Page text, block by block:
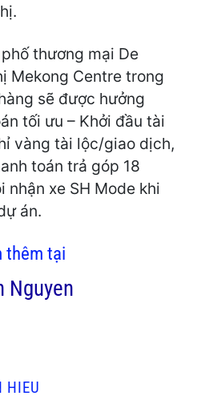
thương mại De
Mekong Centre trong
sẽ được hưởng
tối ưu – Khởi đầu tài
vàng tài lộc/giao dịch,
toán trả góp 18
xe SH Mode khi
án.
thêm tại
Nguyen
HIEU